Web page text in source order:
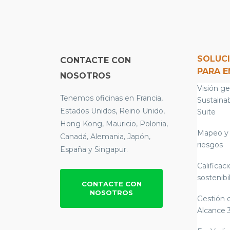
CONTACTE CON
NOSOTROS
Tenemos oficinas en Francia,
Estados Unidos, Reino Unido,
Hong Kong, Mauricio, Polonia,
Canadá, Alemania, Japón,
España y Singapur.
CONTACTE CON
NOSOTROS
PARA
Visión
Suite
Mapeo
riesgos
Gestión
Alcance